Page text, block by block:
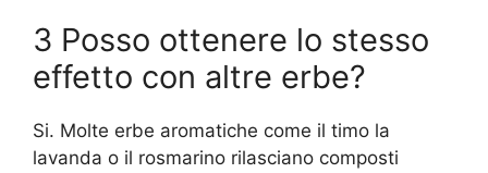
3 Posso ottenere lo stesso
effetto con altre erbe?
Si. Molte erbe aromatiche come il timo la
lavanda o il rosmarino rilasciano composti